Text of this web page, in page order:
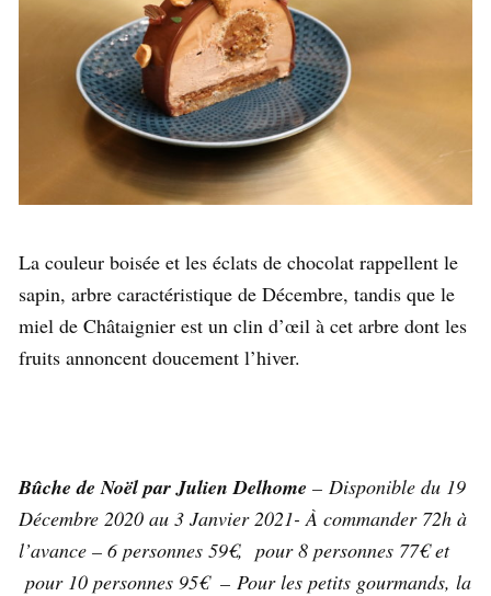
La couleur boisée et les éclats de chocolat rappellent le
sapin, arbre caractéristique de Décembre, tandis que le
miel de Châtaignier est un clin d’œil à cet arbre dont les
fruits annoncent doucement l’hiver.
Bûche de Noël par Julien Delhome – Disponible du 19
Décembre 2020 au 3 Janvier 2021- À commander 72h à
l’avance – 6 personnes 59€, pour 8 personnes 77€ et
pour 10 personnes 95€ – Pour les petits gourmands, la